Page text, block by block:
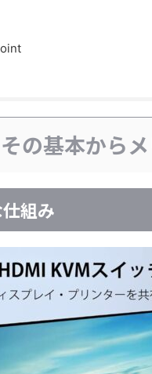
の基本から
組み